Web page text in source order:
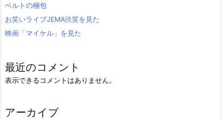
ベルトの梱包
お笑いライブJEMA渋笑を見た
映画「マイケル」を見た
最近のコメント
表示できるコメントはありません。
アーカイブ